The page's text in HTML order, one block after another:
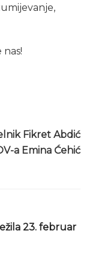
Fikret Abdić
a Emina Ćehić
23. februar